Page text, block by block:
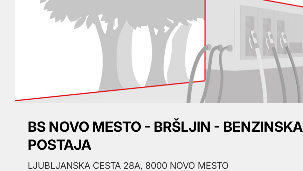
BS NOVO MESTO - BRŠLJIN - BENZINSKA
POSTAJA
LJUBLJANSKA CESTA 28A, 8000 NOVO MESTO